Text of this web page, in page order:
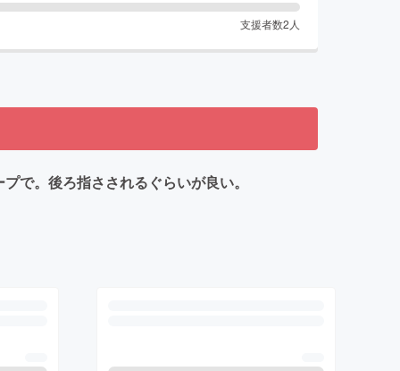
支援者数2 人
で。後ろ指さされるぐらいが良い。